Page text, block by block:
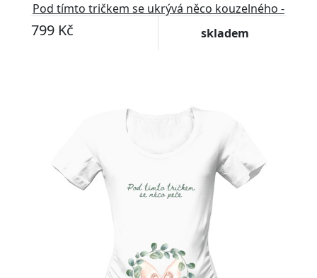
Pod tímto tričkem se ukrývá něco kouzelného -
799 Kč skladem